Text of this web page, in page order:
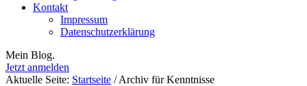
Kontakt
Impressum
Datenschutzerklärung
Mein Blog.
Jetzt anmelden
Aktuelle Seite: Startseite /Archiv für Kenntnisse